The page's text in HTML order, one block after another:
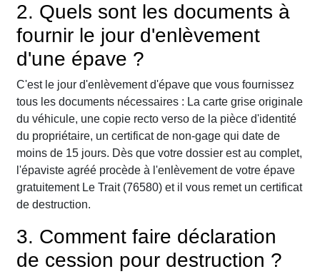
2. Quels sont les documents à
fournir le jour d'enlèvement
d'une épave ?
C'est le jour d'enlèvement d'épave que vous fournissez
tous les documents nécessaires : La carte grise originale
du véhicule, une copie recto verso de la pièce d'identité
du propriétaire, un certificat de non-gage qui date de
moins de 15 jours. Dès que votre dossier est au complet,
l'épaviste agréé procède à l'enlèvement de votre épave
gratuitement Le Trait (76580) et il vous remet un certificat
de destruction.
3. Comment faire déclaration
de cession pour destruction ?